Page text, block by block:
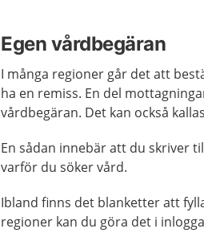
Egen vårdbegäran
I många regioner går det att
ha en remiss. En del
vårdbegäran. Det kan också
En sådan innebär att du skriver
varför du söker vård.
Ibland finns det blanketter att
regioner kan du göra det i